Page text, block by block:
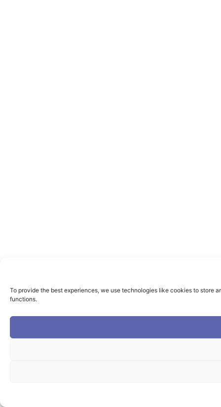
To provide the best experiences, we use technologies like cookies to store
functions.